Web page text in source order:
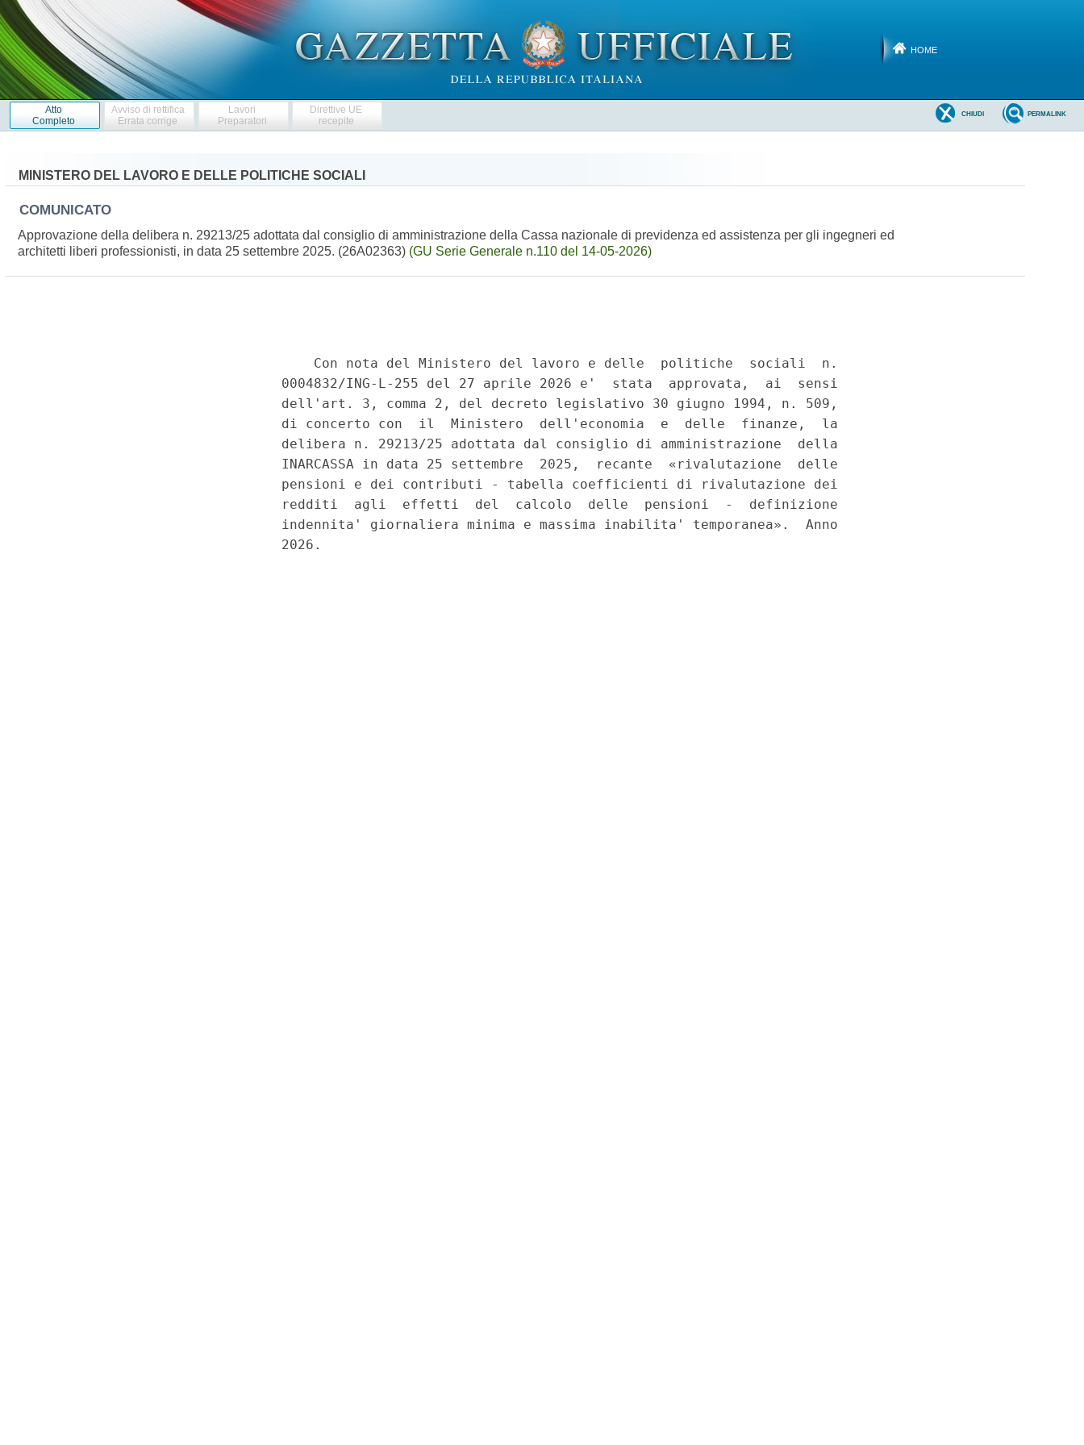
HOME
Atto
Completo
Avviso di rettifica
Errata corrige
Lavori
Preparatori
Direttive UE
recepite
PERMALINK
CHIUDI
MINISTERO DEL LAVORO E DELLE POLITICHE SOCIALI
COMUNICATO
Approvazione della delibera n. 29213/25 adottata dal consiglio di amministrazione della Cassa nazionale di previdenza ed assistenza per gli ingegneri ed
architetti liberi professionisti, in data 25 settembre 2025. (26A02363) (GU Serie Generale n.110 del 14-05-2026)